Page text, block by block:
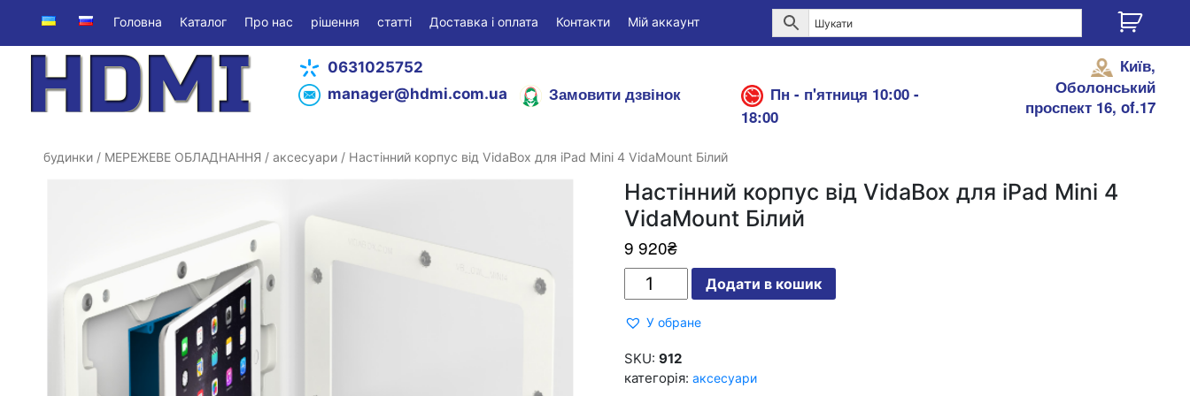
Головна Каталог Про нас рішення статті Доставка і оплата Контакти Мій аккаунт
0631025752
manager@hdmi.com.ua
Замовити дзвінок
Пн - п'ятниця 10:00 -
18:00
Київ,
Оболонський
проспект 16, of.17
будинки/ МЕРЕЖЕВЕ ОБЛАДНАННЯ / аксесуари/ Настінний корпус від VidaBox для iPad Mini 4 VidaMount Білий
Настінний корпус від VidaBox для iPad Mini 4
VidaMount Білий
9 920₴
від
для
Mini
4
VidaMount
Додати в кошик
У обране
SKU: 912
категорія: аксесуари